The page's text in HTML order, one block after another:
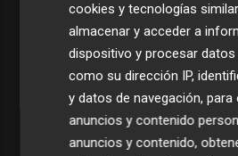
cookies y tecnologías
almacenar y acceder a
dispositivo y procesar datos
como su dirección IP,
y datos de navegación,
anuncios y contenido
anuncios y contenido,